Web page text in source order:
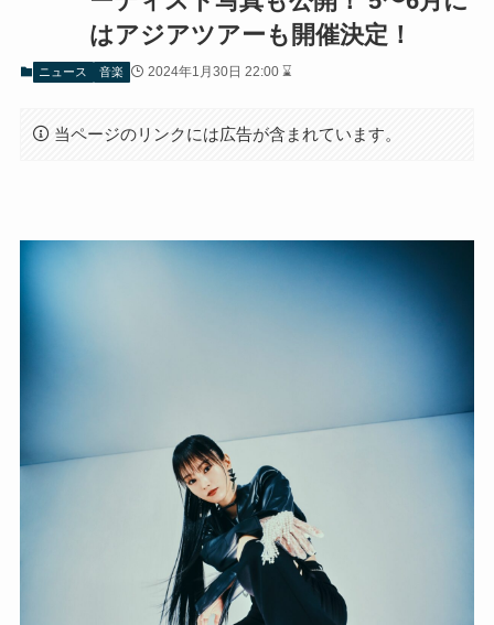
はアジアツアーも開催決定！
ニュース 音楽 2024年1月30日 22:00 ⌛
当ページのリンクには広告が含まれています。